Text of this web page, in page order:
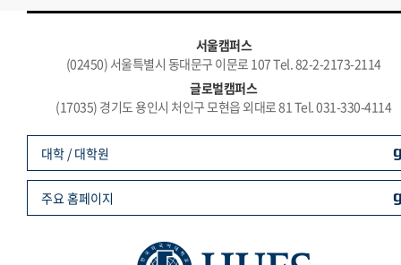
서울캠퍼스
(02450) 서울특별시 동대문구 이문로 107 Tel. 82-2-2173-2114
글로벌캠퍼스
(17035) 경기도 용인시 처인구 모현읍 외대로 81 Tel. 031-330-4114
대학 / 대학원
주요 홈페이지